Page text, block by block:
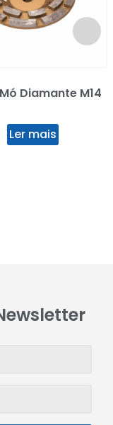
Diamante M14
Ler mais